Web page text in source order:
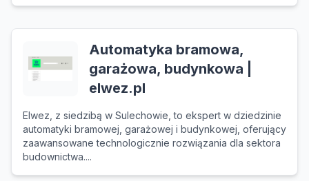
Automatyka bramowa,
garażowa, budynkowa |
elwez.pl
Elwez, z siedzibą w Sulechowie, to ekspert w dziedzinie
automatyki bramowej, garażowej i budynkowej, oferujący
zaawansowane technologicznie rozwiązania dla sektora
budownictwa....